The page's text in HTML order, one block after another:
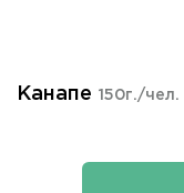
Канапе 150г./чел.